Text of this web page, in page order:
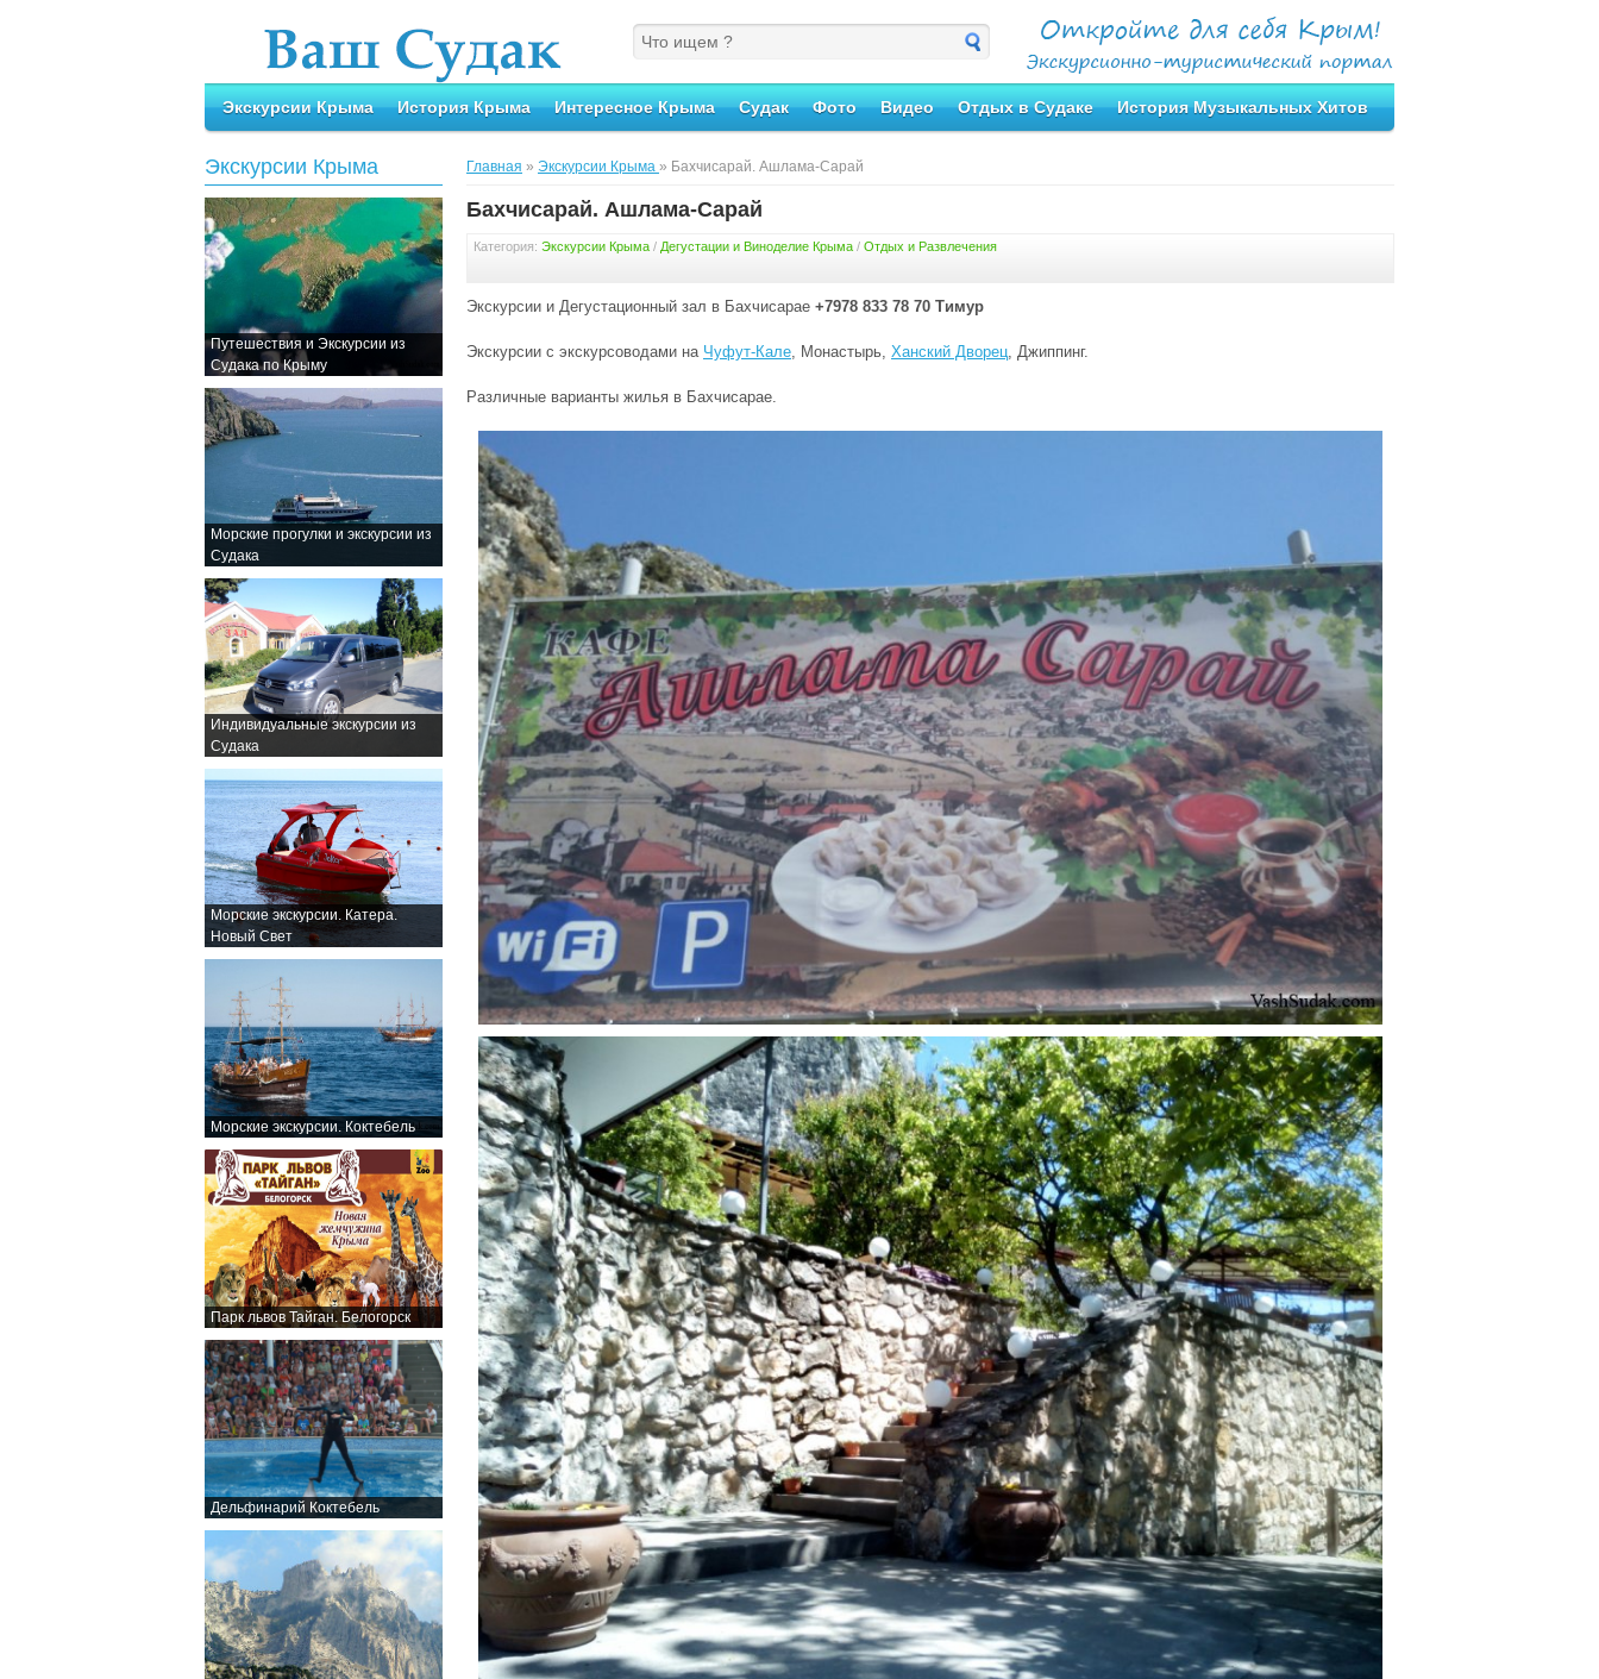
Экскурсии Крыма История Крыма Интересное Крыма Судак Фото Видео Отдых в Судаке История Музыкальных Хитов
Экскурсии Крыма
Путешествия и Экскурсии из
Судака по Крыму
Морские прогулки и экскурсии из
Судака
Индивидуальные экскурсии из
Судака
Морские экскурсии. Катера.
Новый Свет
Морские экскурсии. Коктебель
Парк львов Тайган. Белогорск
Дельфинарий Коктебель
Главная » Экскурсии Крыма » Бахчисарай. Ашлама-Сарай
Бахчисарай. Ашлама-Сарай
Категория: Экскурсии Крыма / Дегустации и Виноделие Крыма / Отдых и Развлечения
Экскурсии и Дегустационный зал в Бахчисарае +7978 833 78 70 Тимур
Экскурсии с экскурсоводами на Чуфут-Кале, Монастырь, Ханский Дворец, Джиппинг.
Различные варианты жилья в Бахчисарае.